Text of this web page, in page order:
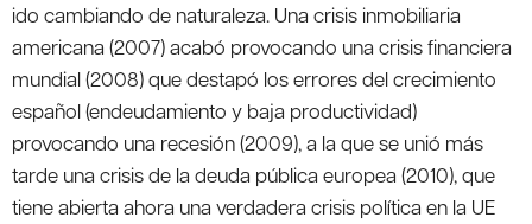
ido cambiando de naturaleza. Una crisis inmobiliaria
americana (2007) acabó provocando una crisis financiera
mundial (2008) que destapó los errores del crecimiento
español (endeudamiento y baja productividad)
provocando una recesión (2009), a la que se unió más
tarde una crisis de la deuda pública europea (2010), que
tiene abierta ahora una verdadera crisis política en la UE